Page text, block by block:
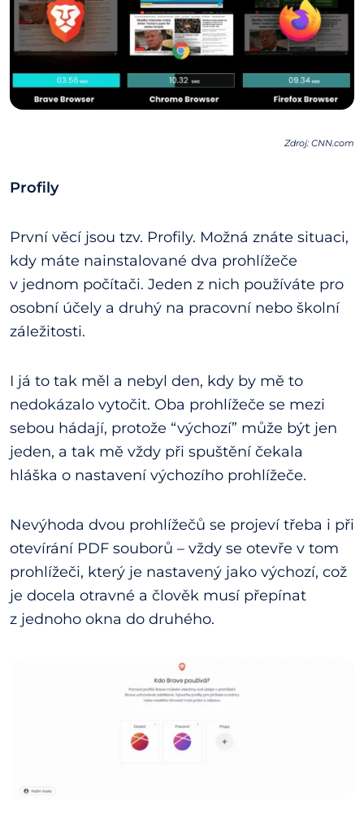
Zdroj: CNN.com
Profily
První věcí jsou tzv. Profily. Možná znáte situaci,
kdy máte nainstalované dva prohlížeče
v jednom počítači. Jeden z nich používáte pro
osobní účely a druhý na pracovní nebo školní
záležitosti.
I já to tak měl a nebyl den, kdy by mě to
nedokázalo vytočit. Oba prohlížeče se mezi
sebou hádají, protože “výchozí” může být jen
jeden, a tak mě vždy při spuštění čekala
hláška o nastavení výchozího prohlížeče.
Nevýhoda dvou prohlížečů se projeví třeba i při
otevírání PDF souborů – vždy se otevře v tom
prohlížeči, který je nastavený jako výchozí, což
je docela otravné a člověk musí přepínat
z jednoho okna do druhého.